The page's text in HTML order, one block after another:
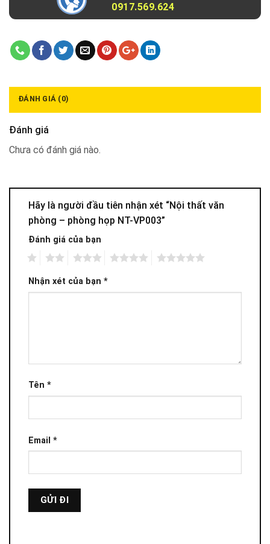
0917.569.624
ĐÁNH GIÁ (0)
Đánh giá
Chưa có đánh giá nào.
Hãy là người đầu tiên nhận xét “Nội thất văn
phòng – phòng họp NT-VP003”
Đánh giá của bạn
Nhận xét của bạn *
Tên *
Email *